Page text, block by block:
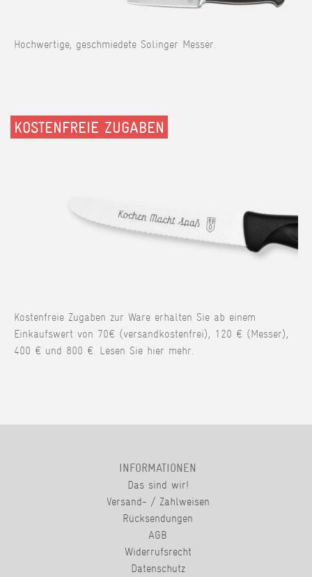
Hochwertige, geschmiedete Solinger Messer.
KOSTENFREIE ZUGABEN
Kostenfreie Zugaben zur Ware erhalten Sie ab einem
Einkaufswert von 70€ (versandkostenfrei), 120 € (Messer),
400 € und 800 €. Lesen Sie hier mehr.
INFORMATIONEN
Das sind wir!
Versand- / Zahlweisen
Rücksendungen
AGB
Widerrufsrecht
Datenschutz